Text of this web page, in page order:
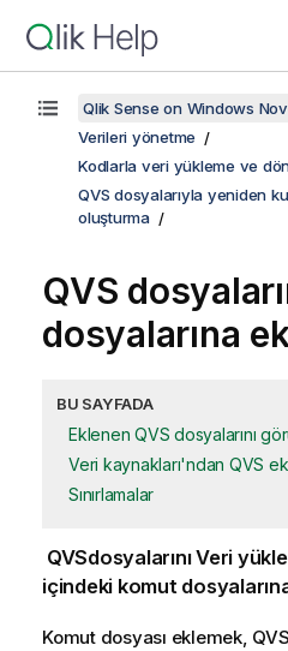
Qlik Sense on Windows
Verileri yönetme
Kodlarla veri yükleme ve
QVS dosyalarıyla yeniden
oluşturma
QVS
dosyalarına
BU SAYFADA
Eklenen QVS dosyalarını
Veri kaynakları'ndan QVS
Sınırlamalar
QVSdosyalarınıVeri
içindeki komut
Komut dosyası eklemek, QVS